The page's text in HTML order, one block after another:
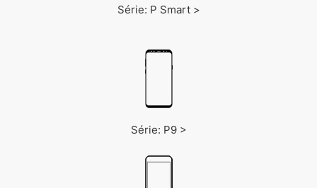
Série: P Smart >
Série: P9 >